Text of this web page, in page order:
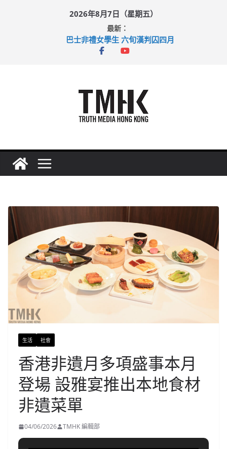
2026年8月7日（星期五）
最新：
巴士非禮女學生 六旬漢判囚四月
涉造假公屋富戶申報表 倉管員准保釋候訊
生活 社會
香港非遺月多項盛事本月
登場 設雅宴推出本地食材
非遺菜單
04/06/2026 TMHK 編輯部